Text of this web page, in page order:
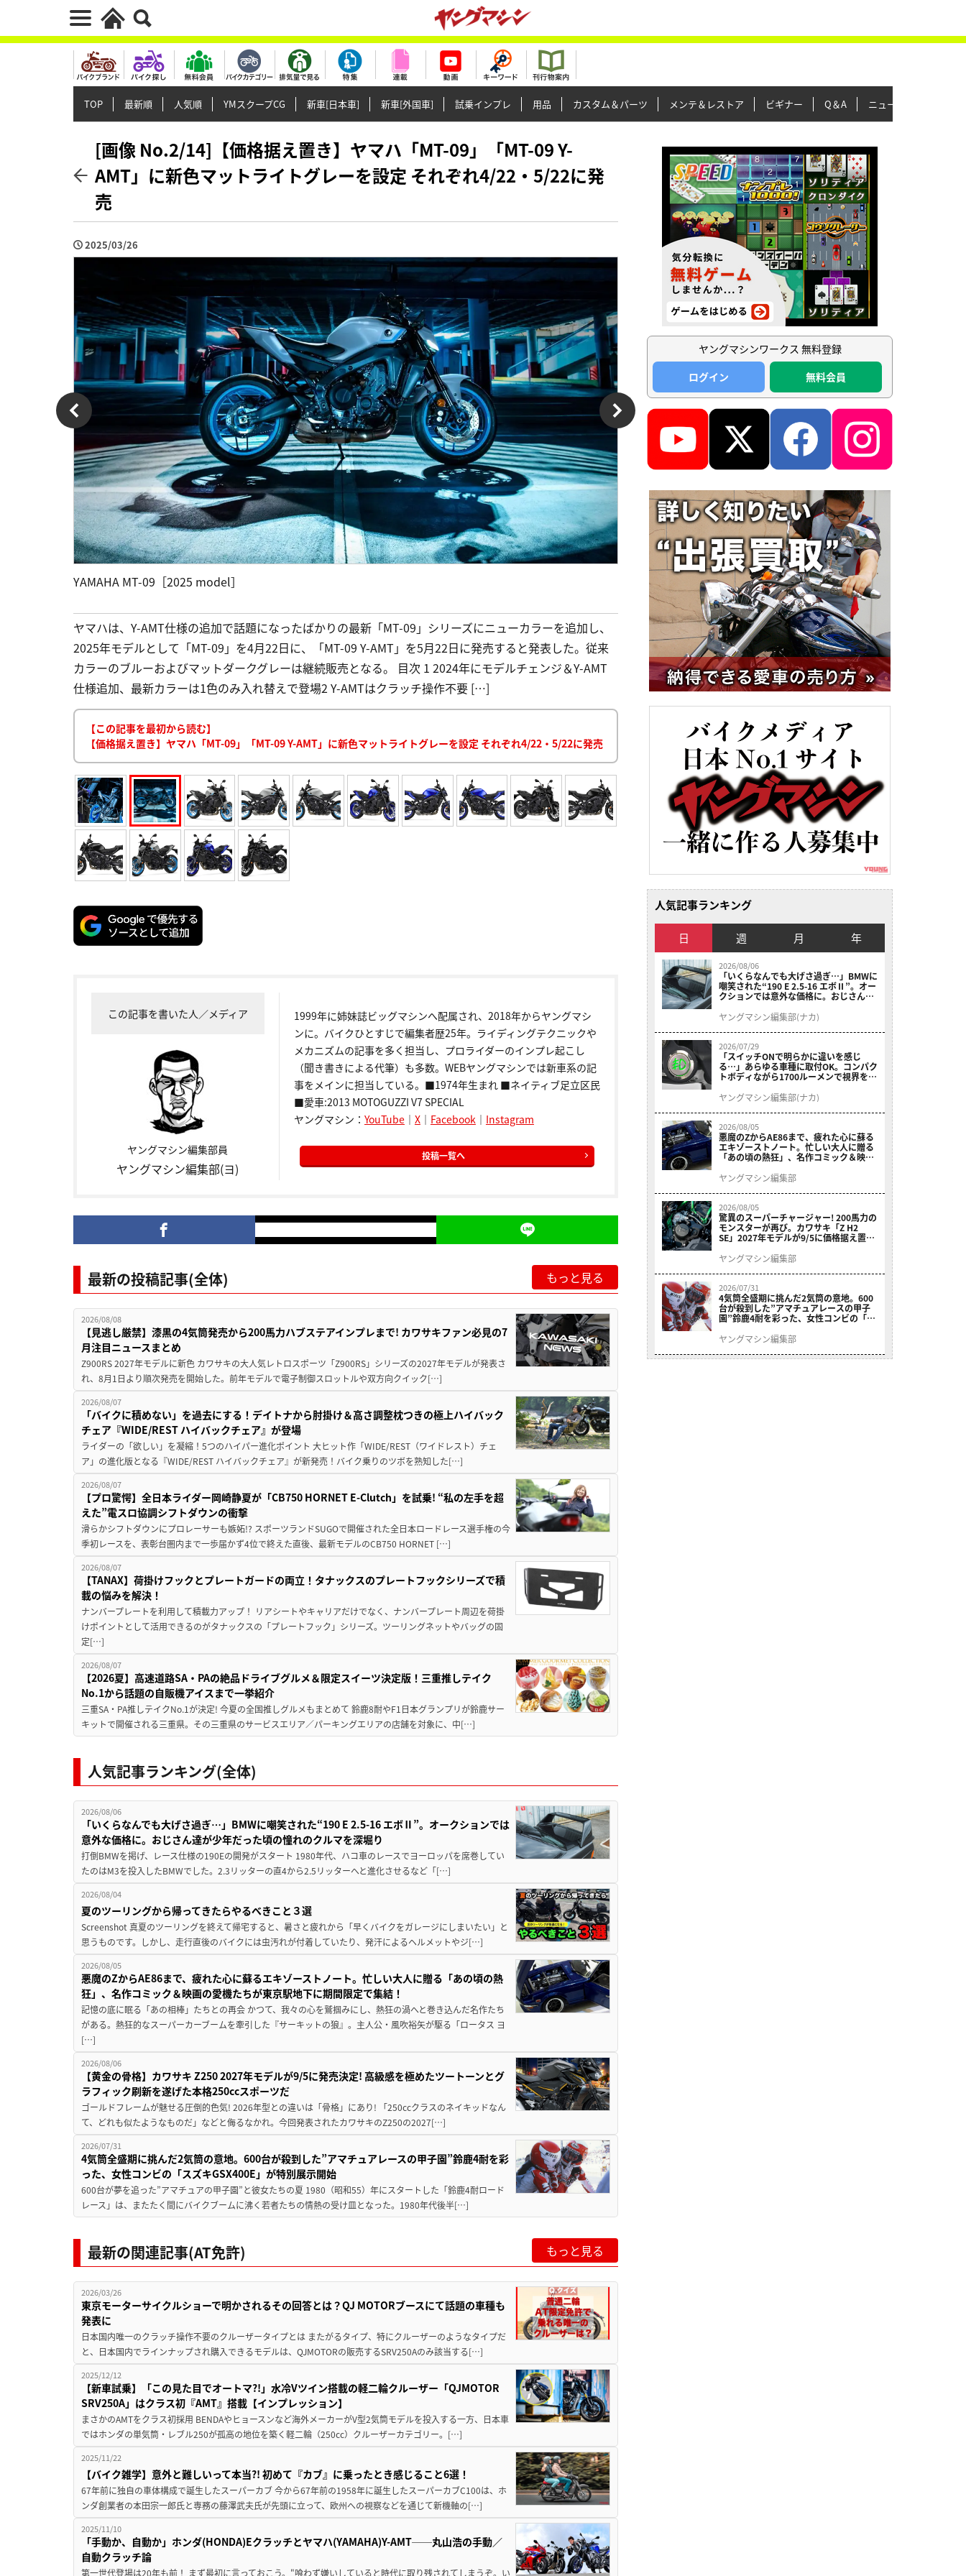
TOP 最新順 人気順 YMスクープCG 新車[日本車] 新車[外国車] 試乗インプレ 用品 カスタム＆パーツ メンテ＆レストア ビギナー Q＆A ニュース＆トピックス
[画像 No.2/14]【価格据え置き】ヤマハ「MT-09」「MT-09 Y-
AMT」に新色マットライトグレーを設定 それぞれ4/22・5/22に発
売
2025/03/26
YAMAHA MT-09［2025 model］
ヤマハは、Y-AMT仕様の追加で話題になったばかりの最新「MT-09」シリーズにニューカラーを追加し、
2025年モデルとして「MT-09」を4月22日に、「MT-09 Y-AMT」を5月22日に発売すると発表した。従来
カラーのブルーおよびマットダークグレーは継続販売となる。 目次 1 2024年にモデルチェンジ＆Y-AMT
仕様追加、最新カラーは1色のみ入れ替えで登場2 Y-AMTはクラッチ操作不要 […]
【この記事を最初から読む】
【価格据え置き】ヤマハ「MT-09」「MT-09 Y-AMT」に新色マットライトグレーを設定 それぞれ4/22・5/22に発売
この記事を書いた人／メディア
ヤングマシン編集部員
ヤングマシン編集部(ヨ)
1999年に姉妹誌ビッグマシンへ配属され、2018年からヤングマシ
ンに。バイクひとすじで編集者歴25年。ライディングテクニックや
メカニズムの記事を多く担当し、プロライダーのインプレ起こし
（聞き書きによる代筆）も多数。WEBヤングマシンでは新車系の記
事をメインに担当している。■1974年生まれ ■ネイティブ足立区民
■愛車:2013 MOTOGUZZI V7 SPECIAL
ヤングマシン： YouTube｜ X｜ Facebook｜ Instagram
投稿一覧へ
最新の投稿記事(全体) もっと見る
2026/08/08
【見逃し厳禁】漆黒の4気筒発売から200馬力ハブステアインプレまで! カワサキファン必見の7
月注目ニュースまとめ
Z900RS 2027年モデルに新色 カワサキの大人気レトロスポーツ「Z900RS」シリーズの2027年モデルが発表さ
れ、8月1日より順次発売を開始した。前年モデルで電子制御スロットルや双方向クイック[…]
2026/08/07
「バイクに積めない」を過去にする！デイトナから肘掛け＆高さ調整枕つきの極上ハイバック
チェア『WIDE/REST ハイバックチェア』が登場
ライダーの「欲しい」を凝縮！5つのハイパー進化ポイント 大ヒット作「WIDE/REST（ワイドレスト）チェ
ア」の進化版となる『WIDE/REST ハイバックチェア』が新発売！バイク乗りのツボを熟知した[…]
2026/08/07
【プロ驚愕】全日本ライダー岡崎静夏が「CB750 HORNET E-Clutch」を試乗! “私の左手を超
えた”電スロ協調シフトダウンの衝撃
滑らかシフトダウンにプロレーサーも嫉妬!? スポーツランドSUGOで開催された全日本ロードレース選手権の今
季初レースを、表彰台圏内まで一歩届かず4位で終えた直後、最新モデルのCB750 HORNET […]
2026/08/07
【TANAX】荷掛けフックとプレートガードの両立！タナックスのプレートフックシリーズで積
載の悩みを解決！
ナンバープレートを利用して積載力アップ！ リアシートやキャリアだけでなく、ナンバープレート周辺を荷掛
けポイントとして活用できるのがタナックスの「プレートフック」シリーズ。ツーリングネットやバッグの固
定[…]
2026/08/07
【2026夏】高速道路SA・PAの絶品ドライブグルメ＆限定スイーツ決定版！三重推しテイク
No.1から話題の自販機アイスまで一挙紹介
三重SA・PA推しテイクNo.1が決定! 今夏の全国推しグルメもまとめて 鈴鹿8耐やF1日本グランプリが鈴鹿サー
キットで開催される三重県。その三重県のサービスエリア／パーキングエリアの店舗を対象に、中[…]
人気記事ランキング(全体)
2026/08/06
「いくらなんでも大げさ過ぎ…」BMWに嘲笑された“190 E 2.5-16 エボⅡ”。オークションでは
意外な価格に。おじさん達が少年だった頃の憧れのクルマを深堀り
打倒BMWを掲げ、レース仕様の190Eの開発がスタート 1980年代、ハコ車のレースでヨーロッパを席巻してい
たのはM3を投入したBMWでした。2.3リッターの直4から2.5リッターへと進化させるなど「[…]
2026/08/04
夏のツーリングから帰ってきたらやるべきこと３選
Screenshot 真夏のツーリングを終えて帰宅すると、暑さと疲れから「早くバイクをガレージにしまいたい」と
思うものです。しかし、走行直後のバイクには虫汚れが付着していたり、発汗によるヘルメットやジ[…]
2026/08/05
悪魔のZからAE86まで、疲れた心に蘇るエキゾーストノート。忙しい大人に贈る「あの頃の熱
狂」、名作コミック＆映画の愛機たちが東京駅地下に期間限定で集結！
記憶の底に眠る「あの相棒」たちとの再会 かつて、我々の心を鷲掴みにし、熱狂の渦へと巻き込んだ名作たち
がある。熱狂的なスーパーカーブームを牽引した『サーキットの狼』。主人公・風吹裕矢が駆る「ロータス ヨ
[…]
2026/08/06
【黄金の骨格】カワサキ Z250 2027年モデルが9/5に発売決定! 高級感を極めたツートーンとグ
ラフィック刷新を遂げた本格250ccスポーツだ
ゴールドフレームが魅せる圧倒的色気! 2026年型との違いは「骨格」にあり! 「250ccクラスのネイキッドなん
て、どれも似たようなものだ」などと侮るなかれ。今回発表されたカワサキのZ250の2027[…]
2026/07/31
4気筒全盛期に挑んだ2気筒の意地。600台が殺到した”アマチュアレースの甲子園”鈴鹿4耐を彩
った、女性コンビの「スズキGSX400E」が特別展示開始
600台が夢を追った”アマチュアの甲子園”と彼女たちの夏 1980（昭和55）年にスタートした「鈴鹿4耐ロード
レース」は、またたく間にバイクブームに沸く若者たちの情熱の受け皿となった。1980年代後半[…]
最新の関連記事(AT免許) もっと見る
2026/03/26
東京モーターサイクルショーで明かされるその回答とは？QJ MOTORブースにて話題の車種も
発表に
日本国内唯一のクラッチ操作不要のクルーザータイプとは またがるタイプ、特にクルーザーのようなタイプだ
と、日本国内でラインナップされ購入できるモデルは、QJMOTORの販売するSRV250Aのみ該当する[…]
2025/12/12
【新車試乗】「この見た目でオートマ?!」水冷Vツイン搭載の軽二輪クルーザー「QJMOTOR
SRV250A」はクラス初『AMT』搭載【インプレッション】
まさかのAMTをクラス初採用 BENDAやヒョースンなど海外メーカーがV型2気筒モデルを投入する一方、日本車
ではホンダの単気筒・レブル250が孤高の地位を築く軽二輪（250cc）クルーザーカテゴリー。[…]
2025/11/22
【バイク雑学】意外と難しいって本当?! 初めて『カブ』に乗ったとき感じること6選！
67年前に独自の車体構成で誕生したスーパーカブ 今から67年前の1958年に誕生したスーパーカブC100は、ホ
ンダ創業者の本田宗一郎氏と専務の藤澤武夫氏が先頭に立って、欧州への視察などを通じて新機軸の[…]
2025/11/10
「手動か、自動か」ホンダ(HONDA)Eクラッチとヤマハ(YAMAHA)Y-AMT──丸山浩の手動／
自動クラッチ論
第一世代登場は20年も前！ まず最初に言っておこう。"喰わず嫌いしていると時代に取り残されてしまうぞ。い
ヤングマシンワークス 無料登録
ログイン
無料会員
人気記事ランキング
日 週 月 年
2026/08/06
「いくらなんでも大げさ過ぎ…」BMWに
嘲笑された“190 E 2.5-16 エボⅡ”。オー
クションでは意外な価格に。おじさん達
ヤングマシン編集部(ナカ)
2026/07/29
「スイッチONで明らかに違いを感じ
る…」あらゆる車種に取付OK。コンパク
トボディながら1700ルーメンで視界を確
ニット プレシャスレイ スモール］
ヤングマシン編集部(ナカ)
2026/08/05
悪魔のZからAE86まで、疲れた心に蘇る
エキゾーストノート。忙しい大人に贈る
「あの頃の熱狂」、名作コミック＆映画
結！
ヤングマシン編集部
2026/08/05
驚異のスーパーチャージャー! 200馬力の
モンスターが再び。カワサキ「Z H2
SE」2027年モデルが9/5に価格据え置き
ヤングマシン編集部
2026/07/31
4気筒全盛期に挑んだ2気筒の意地。600
台が殺到した”アマチュアレースの甲子
園”鈴鹿4耐を彩った、女性コンビの「ス
ヤングマシン編集部